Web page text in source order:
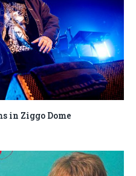
in Ziggo Dome